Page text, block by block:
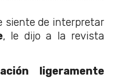
siente de interpretar
, le dijo a la revista
ligeramente